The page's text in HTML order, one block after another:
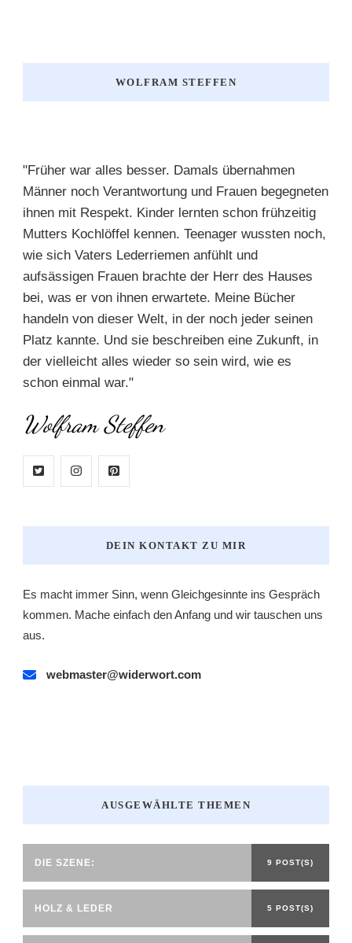
WOLFRAM STEFFEN
"Früher war alles besser. Damals übernahmen
Männer noch Verantwortung und Frauen begegneten
ihnen mit Respekt. Kinder lernten schon frühzeitig
Mutters Kochlöffel kennen. Teenager wussten noch,
wie sich Vaters Lederriemen anfühlt und
aufsässigen Frauen brachte der Herr des Hauses
bei, was er von ihnen erwartete. Meine Bücher
handeln von dieser Welt, in der noch jeder seinen
Platz kannte. Und sie beschreiben eine Zukunft, in
der vielleicht alles wieder so sein wird, wie es
schon einmal war."
Wolfram Steffen
DEIN KONTAKT ZU MIR
Es macht immer Sinn, wenn Gleichgesinnte ins Gespräch
kommen. Mache einfach den Anfang und wir tauschen uns
aus.
webmaster@widerwort.com
AUSGEWÄHLTE THEMEN
DIE SZENE: 9 POST(S)
HOLZ & LEDER 5 POST(S)